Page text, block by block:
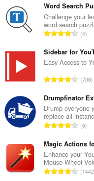
m
e
r
o
o
t
a
e
d
i
g
u
d
i
z
Word Search
Challenge your
word search
N
m
e
o
o
t
a
e
d
i
g
4
Sidebar for
Easy Access to
N
m
e
r
o
o
t
a
708
Drumpfinator
Drump everyone
replace all
N
m
e
r
o
6
Magic Actions
Enhance your
Mouse Wheel
N1442